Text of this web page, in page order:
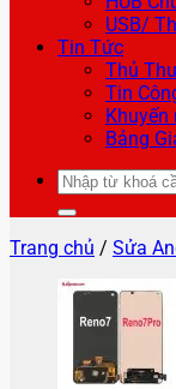
USB/
Tin Tức
Thủ
Tin
Khuyến
Bảng
Tìm
kiếm:
Trang chủ / Sửa